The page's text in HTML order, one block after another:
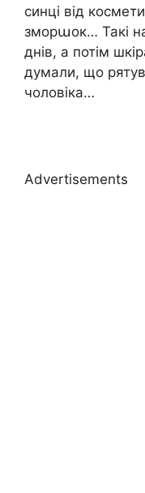
cинці від
зморաок… Такі
днів, а потім
думали, що
чоловіка…
Advertisements